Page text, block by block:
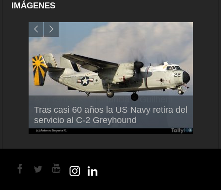
IMÁGENES
Tras casi 60 años la US Navy retira del
servicio al C-2 Greyhound
Air France-KLM anuncia a Guilhem
Mallet como nuevo Director General
para América Latina